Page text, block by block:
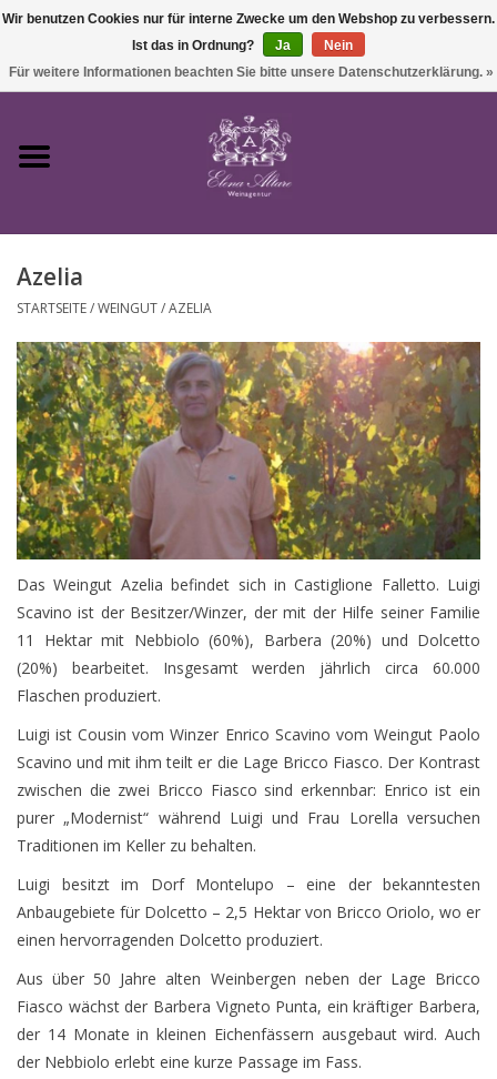
Startseite
Süßwein & Sekt
Präsente
Feinkost
SALE
Presse
Azelia
STARTSEITE/WEINGUT/AZELIA
Das Weingut Azelia befindet sich in Castiglione Falletto. Luigi
Scavino ist der Besitzer/Winzer, der mit der Hilfe seiner Familie
11 Hektar mit Nebbiolo (60%), Barbera (20%) und Dolcetto
(20%) bearbeitet. Insgesamt werden jährlich circa 60.000
Flaschen produziert.
Luigi ist Cousin vom Winzer Enrico Scavino vom Weingut Paolo
Scavino und mit ihm teilt er die Lage Bricco Fiasco. Der Kontrast
zwischen die zwei Bricco Fiasco sind erkennbar: Enrico ist ein
purer „Modernist“ während Luigi und Frau Lorella versuchen
Traditionen im Keller zu behalten.
Luigi besitzt im Dorf Montelupo – eine der bekanntesten
Anbaugebiete für Dolcetto – 2,5 Hektar von Bricco Oriolo, wo er
einen hervorragenden Dolcetto produziert.
Aus über 50 Jahre alten Weinbergen neben der Lage Bricco
Fiasco wächst der Barbera Vigneto Punta, ein kräftiger Barbera,
der 14 Monate in kleinen Eichenfässern ausgebaut wird. Auch
der Nebbiolo erlebt eine kurze Passage im Fass.
Wir benutzen Cookies nur für interne Zwecke um den Webshop zu verbessern.
Ist das in Ordnung?
Ja
Nein
Für weitere Informationen beachten Sie bitte unsere Datenschutzerklärung. »